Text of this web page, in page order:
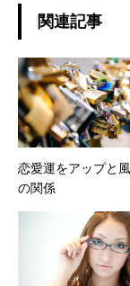
関連記事
恋愛運をアップと
の関係